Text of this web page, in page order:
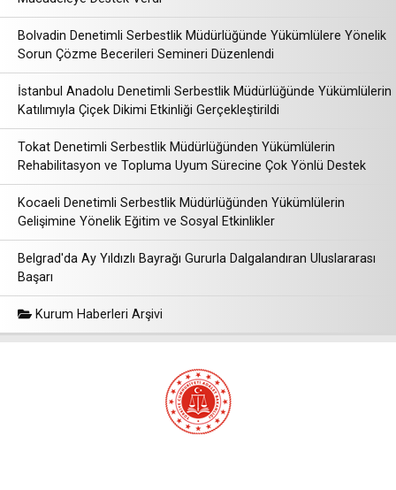
Bolvadin Denetimli Serbestlik Müdürlüğünde Yükümlülere Yönelik
Sorun Çözme Becerileri Semineri Düzenlendi
İstanbul Anadolu Denetimli Serbestlik Müdürlüğünde Yükümlülerin
Katılımıyla Çiçek Dikimi Etkinliği Gerçekleştirildi
Tokat Denetimli Serbestlik Müdürlüğünden Yükümlülerin
Rehabilitasyon ve Topluma Uyum Sürecine Çok Yönlü Destek
Kocaeli Denetimli Serbestlik Müdürlüğünden Yükümlülerin
Gelişimine Yönelik Eğitim ve Sosyal Etkinlikler
Belgrad'da Ay Yıldızlı Bayrağı Gururla Dalgalandıran Uluslararası
Başarı
Kurum Haberleri Arşivi